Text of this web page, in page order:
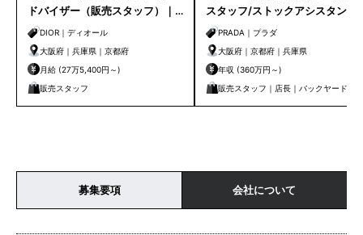
ドバイザー（販売スタッフ）｜
大阪・京都・神戸
DIOR｜ディオール
大阪府｜兵庫県｜京都府
月給 (27万5,400円～)
販売スタッフ
スタッフ/ストックアシスタント
募集！一緒にお店を作り上げま
せんか。
PRADA｜プラダ
大阪府｜京都府｜兵庫県
年収 (360万円～)
販売スタッフ｜店長｜バックヤード｜
副店長
募集要項 会社について